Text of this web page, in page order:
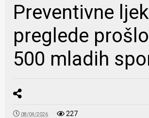
Preventivne
preglede
500 mladih
08/04/2026 227